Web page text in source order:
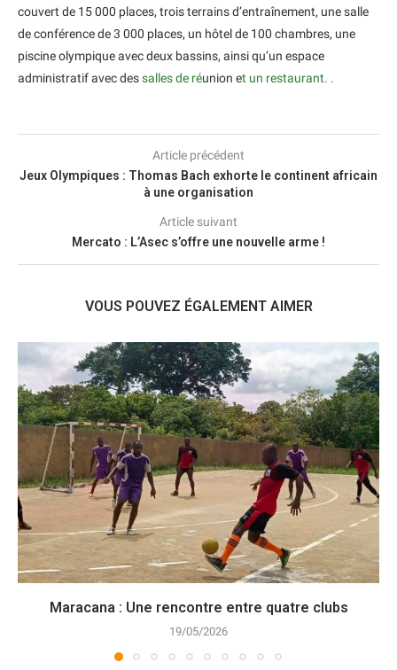
couvert de 15 000 places, trois terrains d’entraînement, une salle
de conférence de 3 000 places, un hôtel de 100 chambres, une
piscine olympique avec deux bassins, ainsi qu’un espace
administratif avec dessalles de réunion et un restaurant. .
Article précédent
Jeux Olympiques : Thomas Bach exhorte le continent africain
à une organisation
Article suivant
Mercato : L’Asec s’offre une nouvelle arme !
VOUS POUVEZ ÉGALEMENT AIMER
Maracana : Une rencontre entre quatre clubs
19/05/2026